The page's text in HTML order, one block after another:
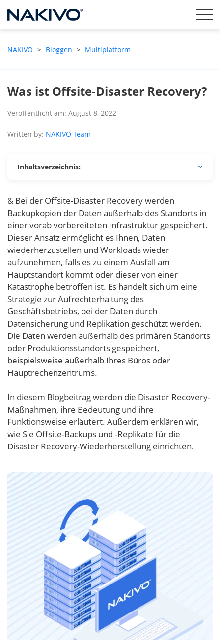
NAKIVO > Bloggen > Multiplatform
Was ist Offsite-Disaster Recovery?
Veröffentlicht am: August 8, 2022
Written by: NAKIVO Team
Inhaltsverzeichnis:
& Bei der Offsite-Disaster Recovery werden
Backupkopien der Daten außerhalb des Standorts in
einer vorab vorbereiteten Infrastruktur gespeichert.
Dieser Ansatz ermöglicht es Ihnen, Daten
wiederherzustellen und Workloads wieder
aufzunehmen, falls es zu einem Ausfall am
Hauptstandort kommt oder dieser von einer
Katastrophe betroffen ist. Es handelt sich um eine
Strategie zur Aufrechterhaltung des
Geschäftsbetriebs, bei der Daten durch
Datensicherung und Replikation geschützt werden.
Die Daten werden außerhalb des primären Standorts
oder Produktionsstandorts gespeichert,
beispielsweise außerhalb Ihres Büros oder
Hauptrechenzentrums.
In diesem Blogbeitrag werden die Disaster Recovery-
Maßnahmen, ihre Bedeutung und ihre
Funktionsweise erläutert. Außerdem erklären wir,
wie Sie Offsite-Backups und -Replikate für die
Disaster Recovery-Wiederherstellung einrichten.